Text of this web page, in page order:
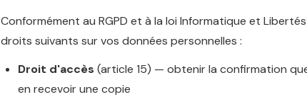
Conformément au RGPD et à la loi Informatique et
droits suivants sur vos données personnelles :
Droit d'accès (article 15) — obtenir la confirmation
en recevoir une copie